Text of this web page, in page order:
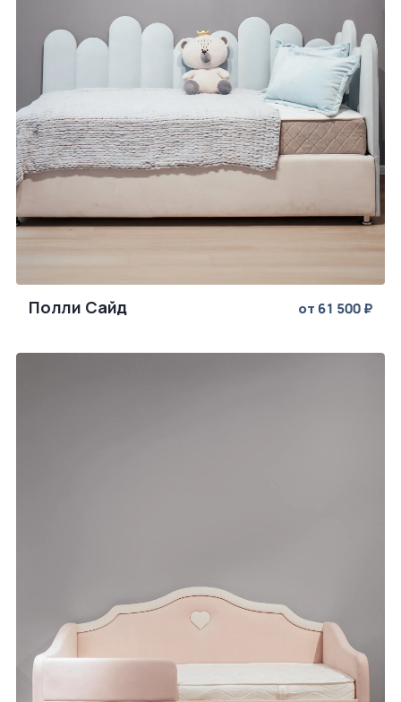
Полли Сайд от 61 500 ₽